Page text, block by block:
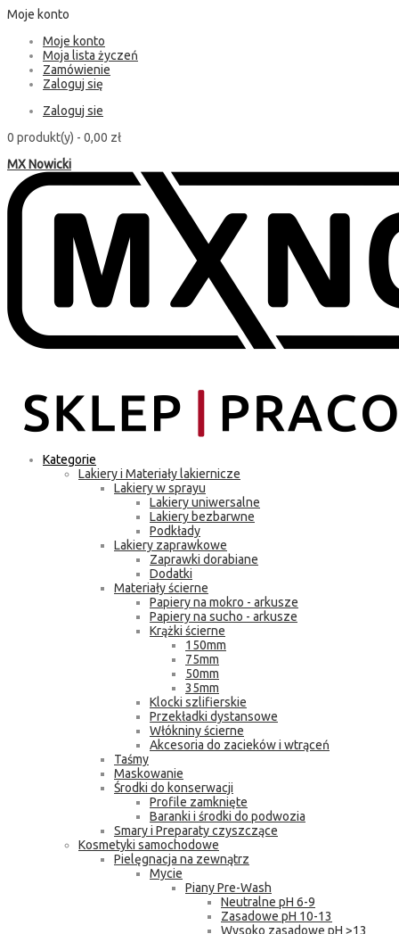
Moje konto
Moje konto
Moja lista życzeń
Zamówienie
Zaloguj się
Zaloguj sie
0 produkt(y) - 0,00 zł
MX Nowicki
Kategorie
Lakiery i Materiały lakiernicze
Lakiery w sprayu
Lakiery uniwersalne
Lakiery bezbarwne
Podkłady
Lakiery zaprawkowe
Zaprawki dorabiane
Dodatki
Materiały ścierne
Papiery na mokro - arkusze
Papiery na sucho - arkusze
Krążki ścierne
150mm
75mm
50mm
35mm
Klocki szlifierskie
Przekładki dystansowe
Włókniny ścierne
Akcesoria do zacieków i wtrąceń
Taśmy
Maskowanie
Środki do konserwacji
Profile zamknięte
Baranki i środki do podwozia
Smary i Preparaty czyszczące
Kosmetyki samochodowe
Pielęgnacja na zewnątrz
Mycie
Piany Pre-Wash
Neutralne pH 6-9
Zasadowe pH 10-13
Wysoko zasadowe pH >13